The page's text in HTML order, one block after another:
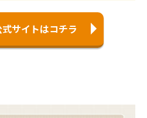
サイトはコチラ